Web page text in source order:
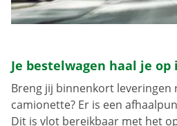
Je bestelwagen haal je op
Breng jij binnenkort leveringen
camionette? Er is een
Dit is vlot bereikbaar met het